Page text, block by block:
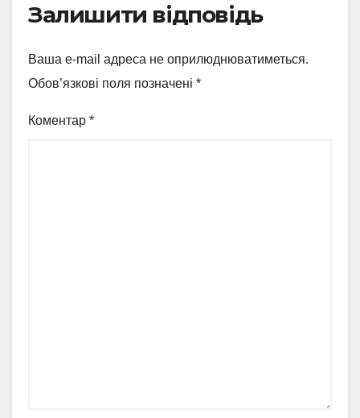
Залишити відповідь
Ваша e-mail адреса не оприлюднюватиметься.
Обов’язкові поля позначені *
Коментар *